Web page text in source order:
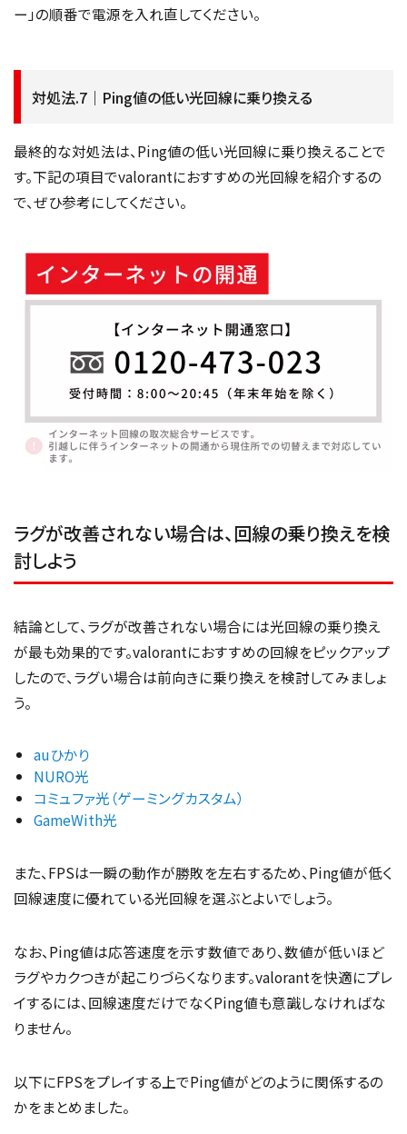
ー」の順番で電源を入れ直してください。
対処法.7｜Ping値の低い光回線に乗り換える
最終的な対処法は、Ping値の低い光回線に乗り換えることで
す。下記の項目でvalorantにおすすめの光回線を紹介するの
で、ぜひ参考にしてください。
ラグが改善されない場合は、回線の乗り換えを検
討しよう
結論として、ラグが改善されない場合には光回線の乗り換え
が最も効果的です。valorantにおすすめの回線をピックアップ
したので、ラグい場合は前向きに乗り換えを検討してみましょ
う。
auひかり
NURO光
コミュファ光（ゲーミングカスタム）
GameWith光
また、FPSは一瞬の動作が勝敗を左右するため、Ping値が低く
回線速度に優れている光回線を選ぶとよいでしょう。
なお、Ping値は応答速度を示す数値であり、数値が低いほど
ラグやカクつきが起こりづらくなります。valorantを快適にプレ
イするには、回線速度だけでなくPing値も意識しなければな
りません。
以下にFPSをプレイする上でPing値がどのように関係するの
かをまとめました。